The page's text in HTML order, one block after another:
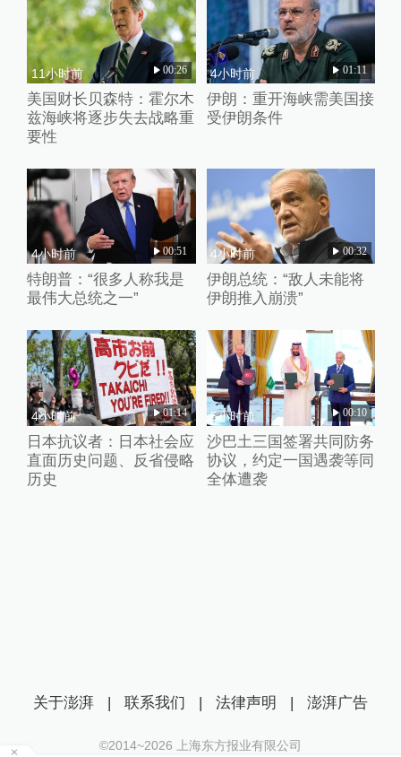
11小时前 00:26
美国财长贝森特：霍尔木
兹海峡将逐步失去战略重
要性
4小时前 01:11
伊朗：重开海峡需美国接
受伊朗条件
4小时前 00:51
特朗普：“很多人称我是
最伟大总统之一”
4小时前 00:32
伊朗总统：“敌人未能将
伊朗推入崩溃”
4小时前 01:14
日本抗议者：日本社会应
直面历史问题、反省侵略
历史
5小时前 00:10
沙巴土三国签署共同防务
协议，约定一国遇袭等同
全体遭袭
关于澎湃 | 联系我们 | 法律声明 | 澎湃广告
©2014~2026 上海东方报业有限公司